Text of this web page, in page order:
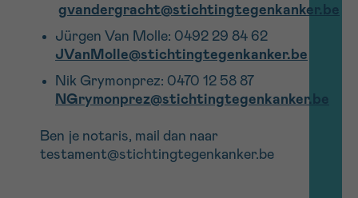
gvandergracht@stichtingtegenkanker.be
Jürgen Van Molle: 0492 29 84 62
JVanMolle@stichtingtegenkanker.be
Nik Grymonprez: 0470 12 58 87
NGrymonprez@stichtingtegenkanker.be
Ben je notaris, mail dan naar
testament@stichtingtegenkanker.be